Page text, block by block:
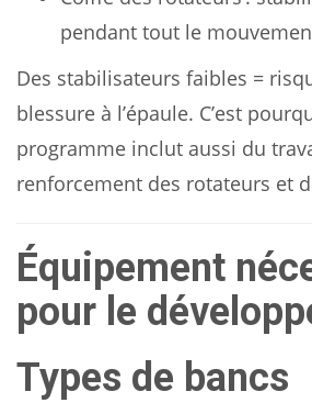
pendant tout le
Des stabilisateurs faibles =
blessure à l’épaule. C’est
programme inclut aussi du
renforcement des rotateurs et
Équipement
pour le
Types de bancs